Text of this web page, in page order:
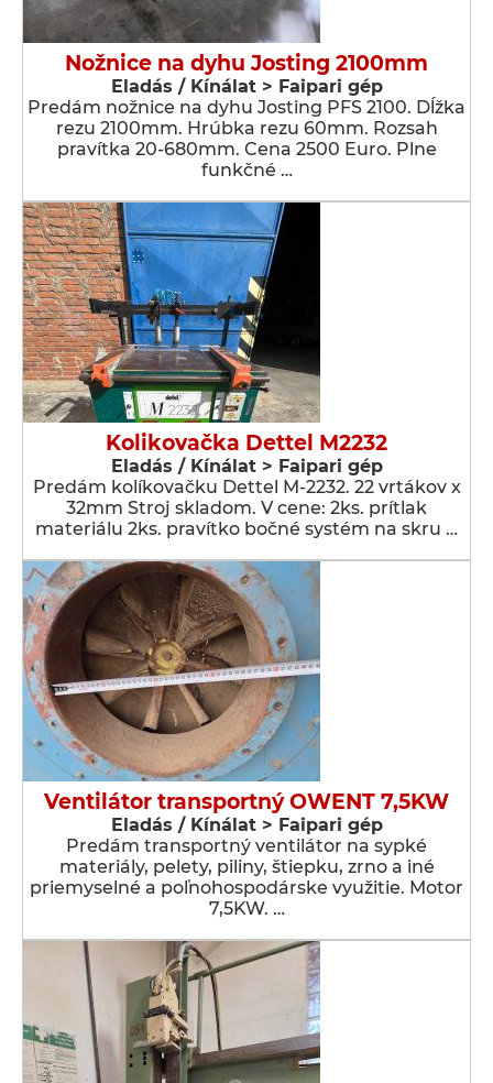
Nožnice na dyhu Josting 2100mm
Eladás / Kínálat > Faipari gép
Predám nožnice na dyhu Josting PFS 2100. Dĺžka
rezu 2100mm. Hrúbka rezu 60mm. Rozsah
pravítka 20-680mm. Cena 2500 Euro. Plne
funkčné …
Kolikovačka Dettel M2232
Eladás / Kínálat > Faipari gép
Predám kolíkovačku Dettel M-2232. 22 vrtákov x
32mm Stroj skladom. V cene: 2ks. prítlak
materiálu 2ks. pravítko bočné systém na skru …
Ventilátor transportný OWENT 7,5KW
Eladás / Kínálat > Faipari gép
Predám transportný ventilátor na sypké
materiály, pelety, piliny, štiepku, zrno a iné
priemyselné a poľnohospodárske využitie. Motor
7,5KW. …